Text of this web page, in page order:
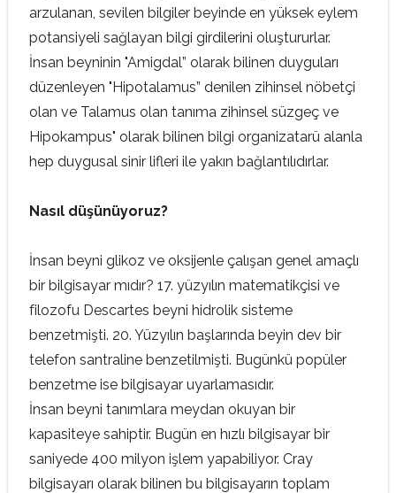
arzulanan, sevilen bilgiler beyinde en yüksek eylem
potansiyeli sağlayan bilgi girdilerini oluştururlar.
İnsan beyninin "Amigdal” olarak bilinen duyguları
düzenleyen "Hipotalamus” denilen zihinsel nöbetçi
olan ve Talamus olan tanıma zihinsel süzgeç ve
Hipokampus" olarak bilinen bilgi organizatarü alanla
hep duygusal sinir lifleri ile yakın bağlantılıdırlar.
Nasıl düşünüyoruz?
İnsan beyni glikoz ve oksijenle çalışan genel amaçlı
bir bilgisayar mıdır? 17. yüzyılın matematikçisi ve
filozofu Descartes beyni hidrolik sisteme
benzetmişti. 20. Yüzyılın başlarında beyin dev bir
telefon santraline benzetilmişti. Bugünkü popüler
benzetme ise bilgisayar uyarlamasıdır.
İnsan beyni tanımlara meydan okuyan bir
kapasiteye sahiptir. Bugün en hızlı bilgisayar bir
saniyede 400 milyon işlem yapabiliyor. Cray
bilgisayarı olarak bilinen bu bilgisayarın toplam